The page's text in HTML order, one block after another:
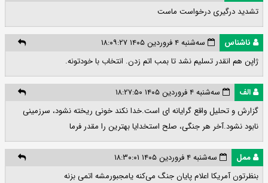
تشدید درگیری درخواست ماست
ناشناس
سه‌شنبه ۴ فروردین ۱۴۰۵ ۱۸:۰۹:۲۷
ژاپن هم انقدر تسلیم نشد تا بمب اتم زدن. انتخاب با خودتونه.
الف
سه‌شنبه ۴ فروردین ۱۴۰۵ ۱۸:۲۷:۵۰
گزارش و تحلیل واقع گرایانه ای است.خدا نکند خونی ریخته نشود، سرزمینی
نابود نشود.آخر هر جنگی، صلح استخدایا بهترین را مقدر فرما
ممل
سه‌شنبه ۴ فروردین ۱۴۰۵ ۱۸:۳۰:۰۱
بنظرتون آمریکا اعلام پایان جنگ می‌کنه یامجبورمشه اتمی بزنه